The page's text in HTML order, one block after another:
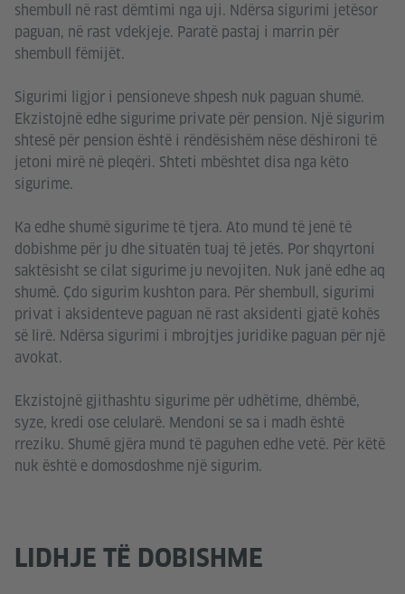
shembull në rast dëmtimi nga uji. Ndërsa sigurimi jetësor
paguan, në rast vdekjeje. Paratë pastaj i marrin për
shembull fëmijët.
Sigurimi ligjor i pensioneve shpesh nuk paguan shumë.
Ekzistojnë edhe sigurime private për pension. Një sigurim
shtesë për pension është i rëndësishëm nëse dëshironi të
jetoni mirë në pleqëri. Shteti mbështet disa nga këto
sigurime.
Ka edhe shumë sigurime të tjera. Ato mund të jenë të
dobishme për ju dhe situatën tuaj të jetës. Por shqyrtoni
saktësisht se cilat sigurime ju nevojiten. Nuk janë edhe aq
shumë. Çdo sigurim kushton para. Për shembull, sigurimi
privat i aksidenteve paguan në rast aksidenti gjatë kohës
së lirë. Ndërsa sigurimi i mbrojtjes juridike paguan për një
avokat.
Ekzistojnë gjithashtu sigurime për udhëtime, dhëmbë,
syze, kredi ose celularë. Mendoni se sa i madh është
rreziku. Shumë gjëra mund të paguhen edhe vetë. Për këtë
nuk është e domosdoshme një sigurim.
LIDHJE TË DOBISHME